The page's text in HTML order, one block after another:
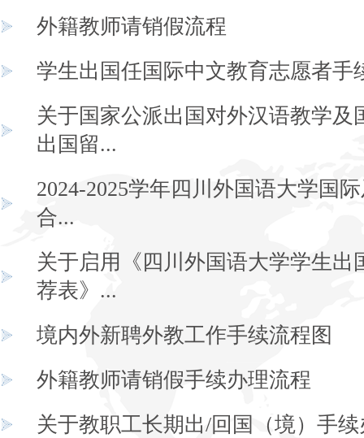
外籍教师请销假流程
学生出国任国际中文教育志愿者手
关于国家公派出国对外汉语教学及
出国留...
2024-2025学年四川外国语大学国
合...
关于启用《四川外国语大学学生出
荐表》...
境内外新聘外教工作手续流程图
外籍教师请销假手续办理流程
关于教职工长期出/回国（境）手